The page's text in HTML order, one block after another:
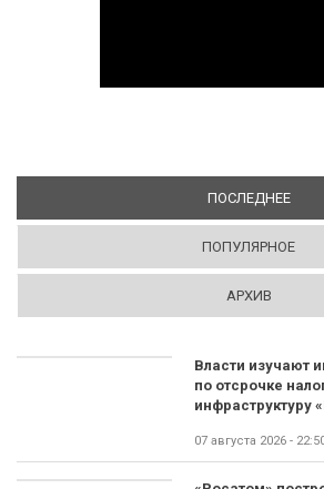
ПОСЛЕДНЕЕ
ПОПУЛЯРНОЕ
АРХИВ
Власти изучают
по отсрочке
инфраструктуру
07 августа 2026 -